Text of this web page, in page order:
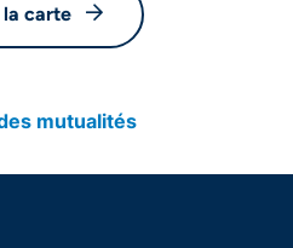
carte
mutualités